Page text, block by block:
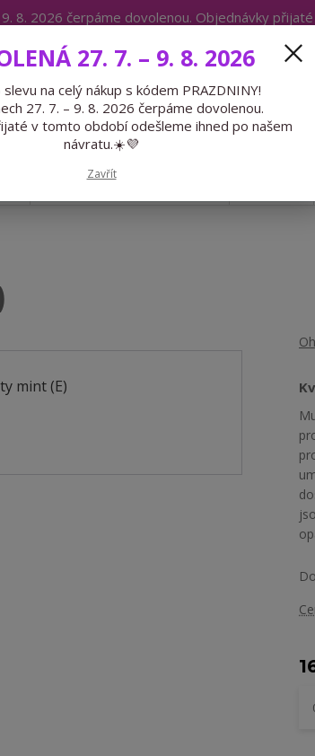
8. 2026 čerpáme dovolenou. Objednávky
Hledat
Expedice 775 866 913 Po-Čt 9-
PŘEDOBJEDNÁVKY
27. 7. – 9. 8. 2026
slevu na celý nákup s kódem PRAZDNINY!
27. 7. – 9. 8. 2026 čerpáme dovolenou.
v tomto období odešleme ihned po našem
návratu.☀️💜
Zavřít